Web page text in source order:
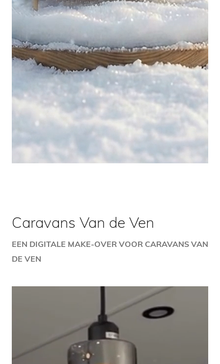
Caravans Van de Ven
EEN DIGITALE MAKE-OVER VOOR CARAVANS VAN
DE VEN